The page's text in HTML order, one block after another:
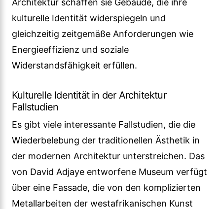
Architektur schaffen sie Gebäude, die ihre
kulturelle Identität widerspiegeln und
gleichzeitig zeitgemäße Anforderungen wie
Energieeffizienz und soziale
Widerstandsfähigkeit erfüllen.
Kulturelle Identität in der Architektur
Fallstudien
Es gibt viele interessante Fallstudien, die die
Wiederbelebung der traditionellen Ästhetik in
der modernen Architektur unterstreichen. Das
von David Adjaye entworfene Museum verfügt
über eine Fassade, die von den komplizierten
Metallarbeiten der westafrikanischen Kunst